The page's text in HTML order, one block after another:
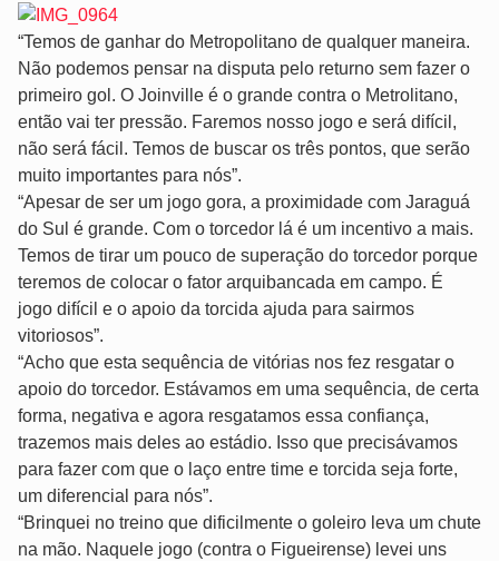
“Temos de ganhar do Metropolitano de qualquer maneira.
Não podemos pensar na disputa pelo returno sem fazer o
primeiro gol. O Joinville é o grande contra o Metrolitano,
então vai ter pressão. Faremos nosso jogo e será difícil,
não será fácil. Temos de buscar os três pontos, que serão
muito importantes para nós”.
“Apesar de ser um jogo gora, a proximidade com Jaraguá
do Sul é grande. Com o torcedor lá é um incentivo a mais.
Temos de tirar um pouco de superação do torcedor porque
teremos de colocar o fator arquibancada em campo. É
jogo difícil e o apoio da torcida ajuda para sairmos
vitoriosos”.
“Acho que esta sequência de vitórias nos fez resgatar o
apoio do torcedor. Estávamos em uma sequência, de certa
forma, negativa e agora resgatamos essa confiança,
trazemos mais deles ao estádio. Isso que precisávamos
para fazer com que o laço entre time e torcida seja forte,
um diferencial para nós”.
“Brinquei no treino que dificilmente o goleiro leva um chute
na mão. Naquele jogo (contra o Figueirense) levei uns